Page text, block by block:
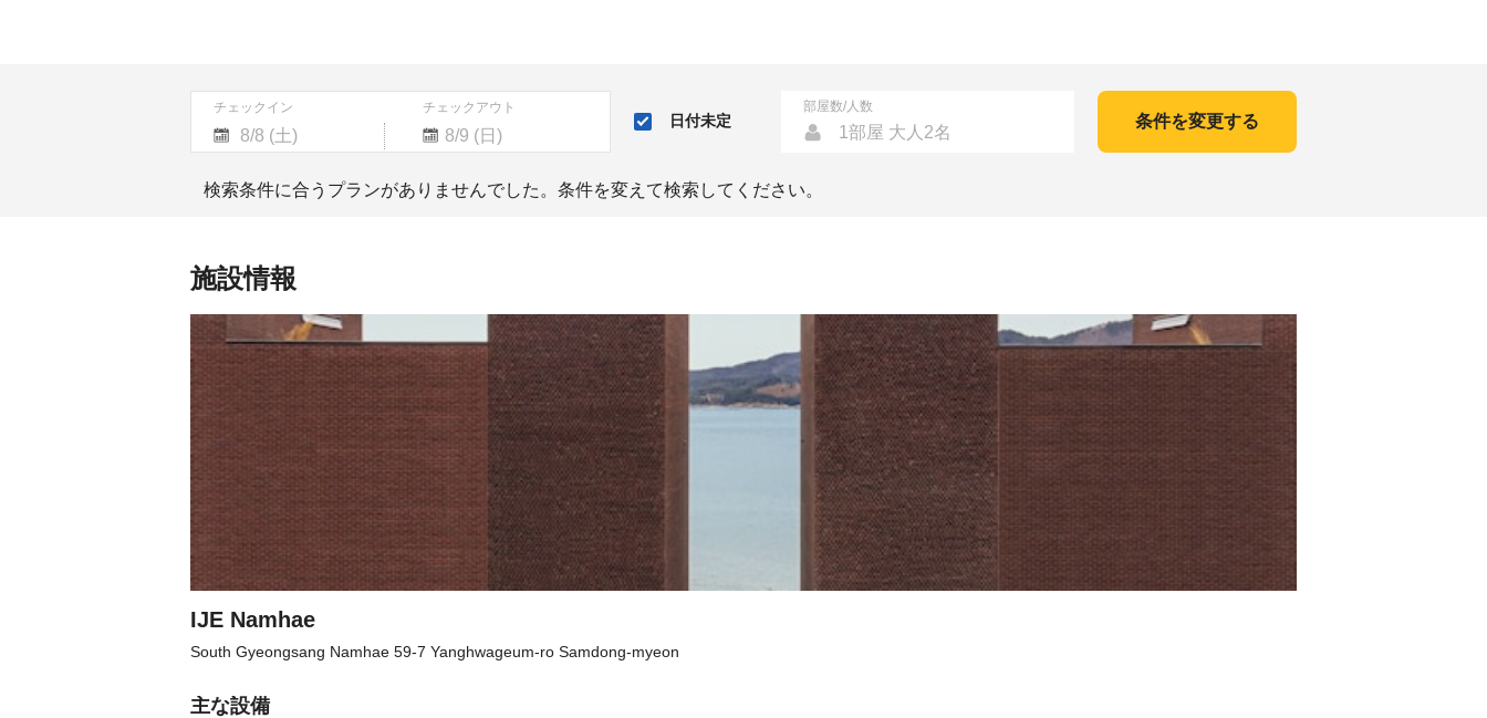
チェックイン チェックアウト
Navigate
forward
to
calendar
and
select
a
question
key
to
shortcuts
for
changing
dates.
Navigate
to
select
a
date.
Press
the
question
mark
key
get
the
keyboard
shortcuts
changing
日付未定
部屋数/人数
1部屋 大人2名
条件を変更する
検索条件に合うプランがありませんでした。条件を変えて検索してください。
施設情報
IJE Namhae
South Gyeongsang Namhae 59-7 Yanghwageum-ro Samdong-myeon
主な設備